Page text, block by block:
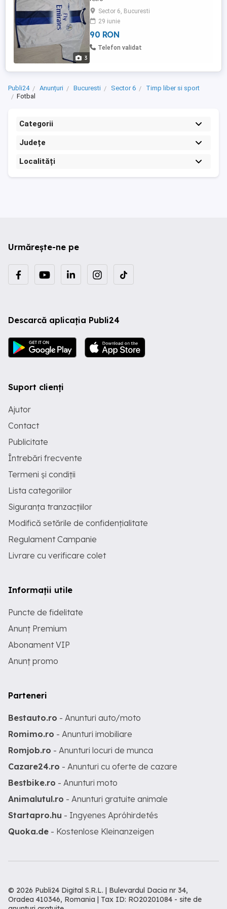
3
Sector 6, Bucuresti
29 iunie
90 RON
Telefon validat
Publi24 Anunțuri Bucuresti Sector 6
Timp liber si sport
Fotbal
Categorii
Județe
Localități
Urmărește-ne pe
Descarcă aplicația Publi24
Suport clienți
Ajutor
Contact
Publicitate
Întrebări frecvente
Termeni și condiții
Lista categoriilor
Siguranța tranzacțiilor
Modifică setările de confidențialitate
Regulament Campanie
Livrare cu verificare colet
Informații utile
Puncte de fidelitate
Anunț Premium
Abonament VIP
Anunț promo
Parteneri
Bestauto.ro - Anunturi auto/moto
Romimo.ro - Anunturi imobiliare
Romjob.ro - Anunturi locuri de munca
Cazare24.ro - Anunturi cu oferte de cazare
Bestbike.ro - Anunturi moto
Animalutul.ro - Anunturi gratuite animale
Startapro.hu - Ingyenes Apróhirdetés
Quoka.de - Kostenlose Kleinanzeigen
© 2026 Publi24 Digital S.R.L. | Bulevardul Dacia nr 34,
Oradea 410346, Romania | Tax ID: RO20201084 - site de